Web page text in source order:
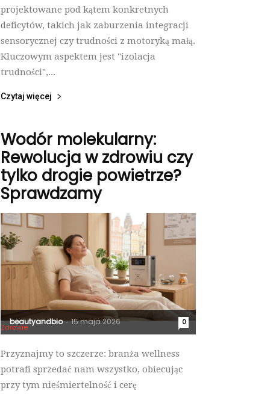
projektowane pod kątem konkretnych
deficytów, takich jak zaburzenia integracji
sensorycznej czy trudności z motoryką małą.
Kluczowym aspektem jest "izolacja
trudności",...
Czytaj więcej
Wodór molekularny:
Rewolucja w zdrowiu czy
tylko drogie powietrze?
Sprawdzamy
beautyandbio - 15 maja 2026 0
Zdrowie
Przyznajmy to szczerze: branża wellness
potrafi sprzedać nam wszystko, obiecując
przy tym nieśmiertelność i cerę